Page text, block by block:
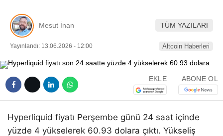
Mesut İnan TÜM YAZILARI
Yayınlandı: 13.06.2026 - 12:00 Altcoin Haberleri
EKLE ABONE OL
Hyperliquid fiyatı Perşembe günü 24 saat içinde
yüzde 4 yükselerek 60.93 dolara çıktı. Yükseliş